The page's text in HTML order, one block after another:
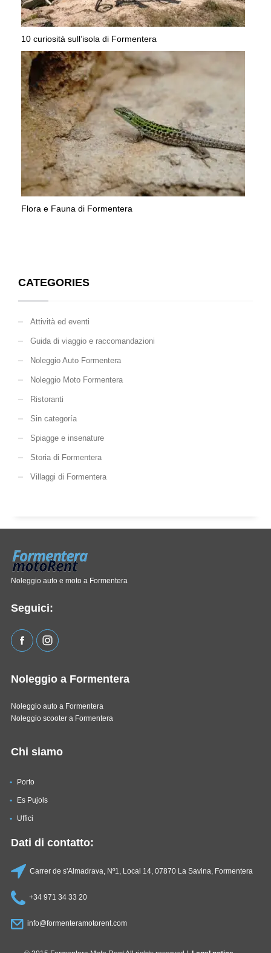
10 curiosità sull’isola di Formentera
Flora e Fauna di Formentera
CATEGORIES
Attività ed eventi
Guida di viaggio e raccomandazioni
Noleggio Auto Formentera
Noleggio Moto Formentera
Ristoranti
Sin categoría
Spiagge e insenature
Storia di Formentera
Villaggi di Formentera
Noleggio auto e moto a Formentera
Seguici:
Noleggio a Formentera
Noleggio auto a Formentera
Noleggio scooter a Formentera
Chi siamo
Porto
Es Pujols
Uffici
Dati di contatto:
Carrer de s'Almadrava, Nº1, Local 14, 07870 La Savina, Formentera
+34 971 34 33 20
info@formenteramotorent.com